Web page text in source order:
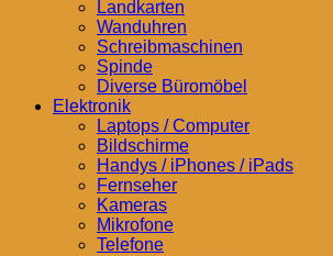
Landkarten
Wanduhren
Schreibmaschinen
Spinde
Diverse Büromöbel
Elektronik
Laptops / Computer
Bildschirme
Handys / iPhones / iPads
Fernseher
Kameras
Mikrofone
Telefone